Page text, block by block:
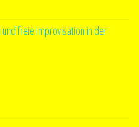
und freie Improvisation in der